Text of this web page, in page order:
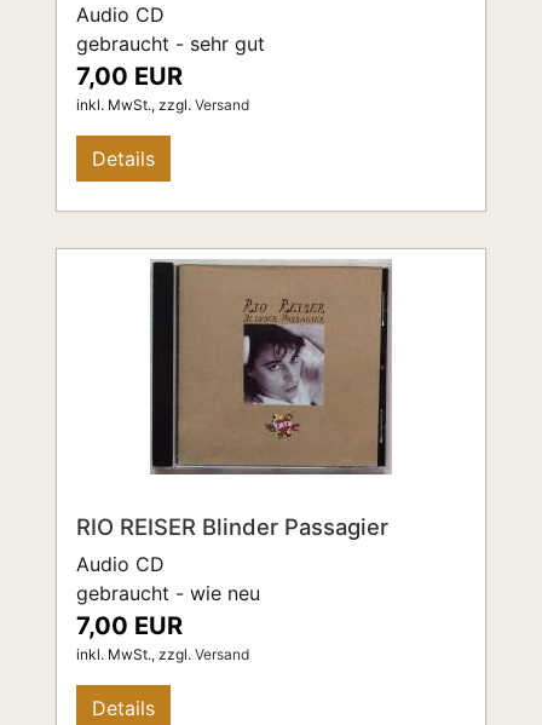
Audio CD
gebraucht - sehr gut
7,00 EUR
inkl. MwSt., zzgl. Versand
Details
RIO REISER Blinder Passagier
Audio CD
gebraucht - wie neu
7,00 EUR
inkl. MwSt., zzgl. Versand
Details